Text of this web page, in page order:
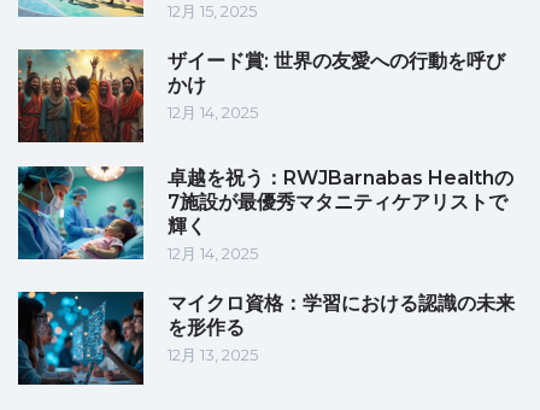
12月 15, 2025
ザイード賞: 世界の友愛への行動を呼び
かけ
12月 14, 2025
卓越を祝う：RWJBarnabas Healthの
7施設が最優秀マタニティケアリストで
輝く
12月 14, 2025
マイクロ資格：学習における認識の未来
を形作る
12月 13, 2025